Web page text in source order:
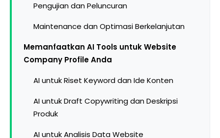
Pengujian dan Peluncuran
Maintenance dan Optimasi Berkelanjutan
Memanfaatkan AI Tools untuk Website
Company Profile Anda
AI untuk Riset Keyword dan Ide Konten
AI untuk Draft Copywriting dan Deskripsi
Produk
AI untuk Analisis Data Website